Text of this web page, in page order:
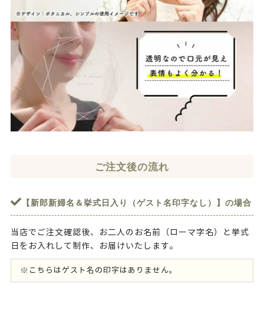
ご注文後の流れ
【新郎新婦名＆挙式日入り（ゲスト名印字なし）】の場合
当店でご注文確認後、お二人のお名前（ローマ字名）と挙式
日をお入れして制作、お届けいたします。
※こちらはゲスト名の印字はありません。